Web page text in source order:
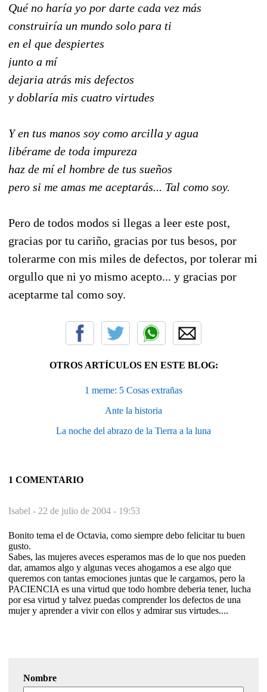
Qué no haría yo por darte cada vez más
construiría un mundo solo para ti
en el que despiertes
junto a mí
dejaria atrás mis defectos
y doblaría mis cuatro virtudes
Y en tus manos soy como arcilla y agua
libérame de toda impureza
haz de mí el hombre de tus sueños
pero si me amas me aceptarás... Tal como soy.
Pero de todos modos si llegas a leer este post,
gracias por tu cariño, gracias por tus besos, por
tolerarme con mis miles de defectos, por tolerar mi
orgullo que ni yo mismo acepto... y gracias por
aceptarme tal como soy.
OTROS ARTÍCULOS EN ESTE BLOG:
1 meme: 5 Cosas extrañas
Ante la historia
La noche del abrazo de la Tierra a la luna
1 COMENTARIO
Isabel - 22 de julio de 2004 - 19:53
Bonito tema el de Octavia, como siempre debo felicitar tu buen
gusto.
Sabes, las mujeres aveces esperamos mas de lo que nos pueden
dar, amamos algo y algunas veces ahogamos a ese algo que
queremos con tantas emociones juntas que le cargamos, pero la
PACIENCIA es una virtud que todo hombre deberia tener, lucha
por esa virtud y talvez puedas comprender los defectos de una
mujer y aprender a vivir con ellos y admirar sus virtudes....
Nombre